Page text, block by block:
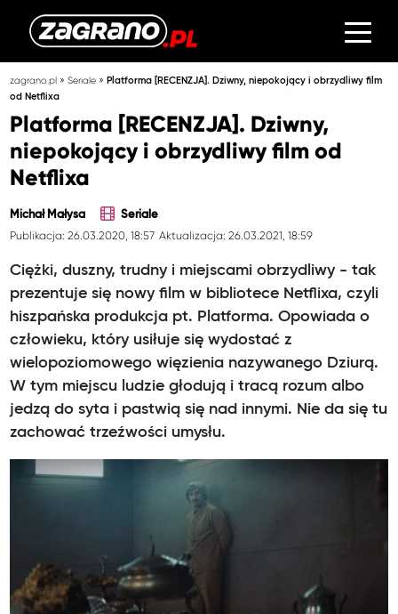
zagrano.pl »Seriale »Platforma [RECENZJA]. Dziwny, niepokojący i obrzydliwy film
od Netflixa
Platforma [RECENZJA]. Dziwny,
niepokojący i obrzydliwy film od
Netflixa
Michał Małysa Seriale
Publikacja: 26.03.2020, 18:57 Aktualizacja: 26.03.2021, 18:59
Ciężki, duszny, trudny i miejscami obrzydliwy - tak
prezentuje się nowy film w bibliotece Netflixa, czyli
hiszpańska produkcja pt. Platforma. Opowiada o
człowieku, który usiłuje się wydostać z
wielopoziomowego więzienia nazywanego Dziurą.
W tym miejscu ludzie głodują i tracą rozum albo
jedzą do syta i pastwią się nad innymi. Nie da się tu
zachować trzeźwości umysłu.